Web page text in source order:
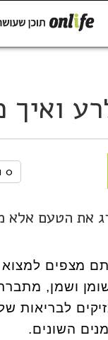
ואיך
0
הטעם אלא
מצפים
ושמן,
לבריאות
השונים.